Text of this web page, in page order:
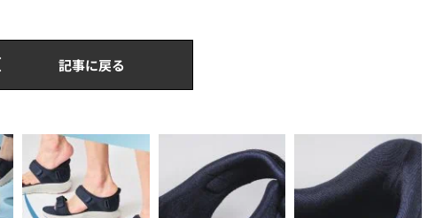
記事に戻る